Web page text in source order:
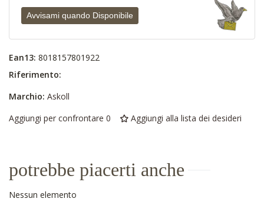
Avvisami quando Disponibile
Ean13: 8018157801922
Riferimento:
Marchio: Askoll
Aggiungi per confrontare 0 Aggiungi alla lista dei desideri
potrebbe piacerti anche
Nessun elemento